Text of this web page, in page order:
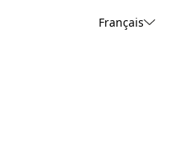
Français